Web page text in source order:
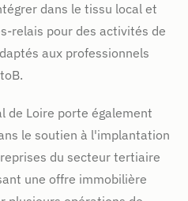
dans le tissu local et
relais pour des activités de
aux professionnels
de Loire porte également
le soutien à l'implantation
du secteur tertiaire
une offre immobilière